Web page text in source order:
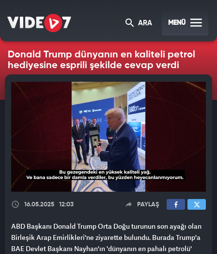
ARA MENÜ
Donald Trump dünyanın en kaliteli petrol
hediyesine esprili şekilde cevap verdi
16.05.2025 12:03 PAYLAŞ
ABD Başkanı Donald Trump Orta Doğu turunun son ayağı olan
Birleşik Arap Emirlikleri'ne ziyarette bulundu. Burada Trump'a
BAE Devlet Başkanı Nayhan'ın 'dünyanın en pahalı petrolü'